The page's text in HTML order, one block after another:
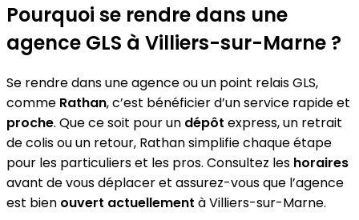
Pourquoi se rendre dans une
agence GLS à Villiers-sur-Marne ?
Se rendre dans une agence ou un point relais GLS,
comme Rathan, c’est bénéficier d’un service rapide et
proche. Que ce soit pour un dépôt express, un retrait
de colis ou un retour, Rathan simplifie chaque étape
pour les particuliers et les pros. Consultez les horaires
avant de vous déplacer et assurez-vous que l’agence
est bien ouvert actuellement à Villiers-sur-Marne.